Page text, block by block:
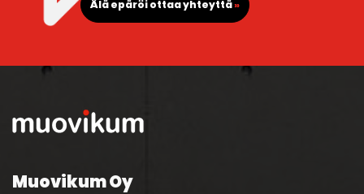
Älä epäröi ottaa yhteyttä»
Muovikum Oy